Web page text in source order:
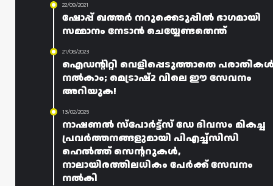
22/09/2021
ഷോപ്പ് ഖത്തർ നറുക്കെടുപ്പിൽ ഭാഗമായി
സമ്മാനം നേടാൻ ചെയ്യേണ്ടതെന്ത്
21/08/2023
ഐഡന്റിറ്റി വെളിപ്പെടുത്താതെ
നൽകാം; മെട്രാഷ്2 വിലെ ഈ സേവനം
അറിയുക!
13/02/2025
നാഷണൽ സ്പോർട്ട്സ് ഡേ ദിവസം മികച്ച
പ്രവർത്തനങ്ങളുമായി പിഎച്ച്സിസി
ഹെൽത്ത് സെന്ററുകൾ,
നാലായിരത്തിലധികം പേർക്ക് സേവനം
നൽകി